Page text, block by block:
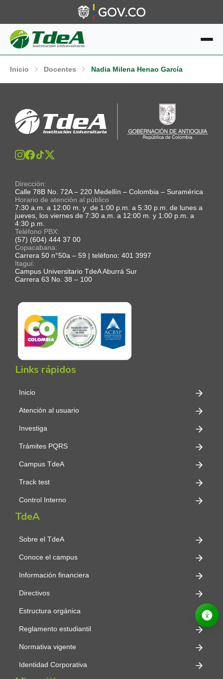
Inicio Docentes Nadia Milena Henao García
Dirección:
Calle 78B No. 72A – 220 Medellín – Colombia – Suramérica
Horario de atención al público
7:30 a.m. a 12:00 m. y de 1:00 p.m. a 5:30 p.m. de lunes a
jueves, los viernes de 7:30 a.m. a 12:00 m. y 1:00 p.m. a
4:30 p.m.
Teléfono PBX:
(57) (604) 444 37 00
Copacabana:
Carrera 50 n°50a – 59 | teléfono: 401 3997
Itaguí:
Campus Universitario TdeA Aburrá Sur
Carrera 63 No. 38 – 100
Links rápidos
Inicio
Atención al usuario
Investiga
Trámites PQRS
Campus TdeA
Track test
Control Interno
TdeA
Sobre el TdeA
Conoce el campus
Información financiera
Directivos
Estructura orgánica
Reglamento estudiantil
Normativa vigente
Identidad Corporativa